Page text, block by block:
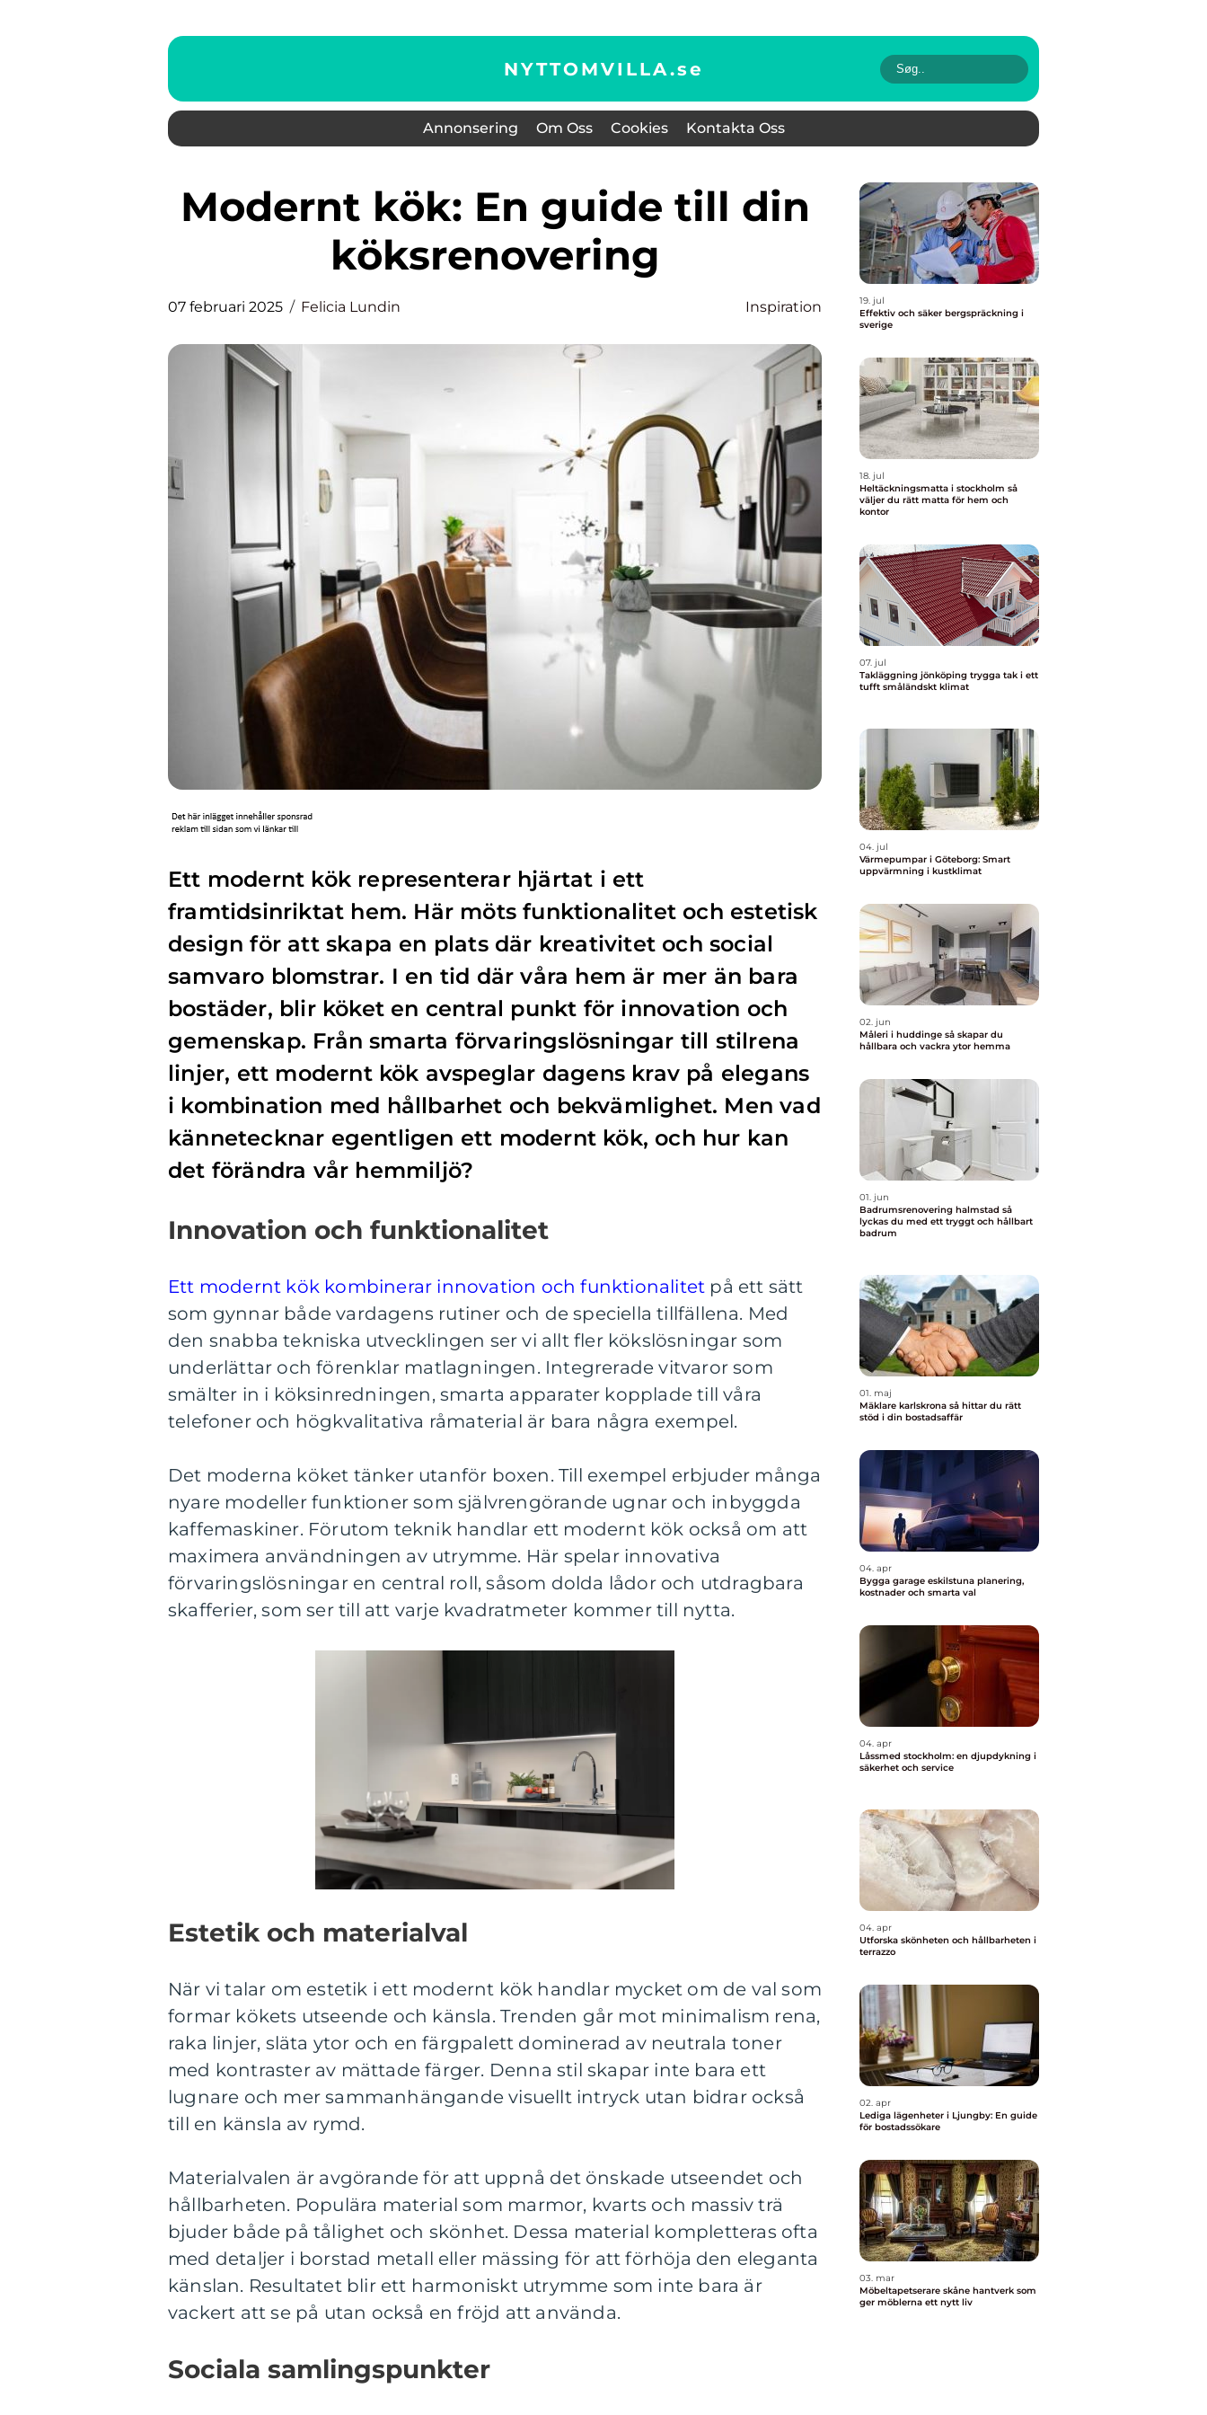
NYTTOMVILLA.se
Annonsering Om Oss Cookies Kontakta Oss
Modernt kök: En guide till din
köksrenovering
07 februari 2025 Felicia Lundin Inspiration
Ett modernt kök representerar hjärtat i ett
framtidsinriktat hem. Här möts funktionalitet och estetisk
design för att skapa en plats där kreativitet och social
samvaro blomstrar. I en tid där våra hem är mer än bara
bostäder, blir köket en central punkt för innovation och
gemenskap. Från smarta förvaringslösningar till stilrena
linjer, ett modernt kök avspeglar dagens krav på elegans
i kombination med hållbarhet och bekvämlighet. Men vad
kännetecknar egentligen ett modernt kök, och hur kan
det förändra vår hemmiljö?
Innovation och funktionalitet
Ett modernt kök kombinerar innovation och funktionalitet på ett sätt
som gynnar både vardagens rutiner och de speciella tillfällena. Med
den snabba tekniska utvecklingen ser vi allt fler kökslösningar som
underlättar och förenklar matlagningen. Integrerade vitvaror som
smälter in i köksinredningen, smarta apparater kopplade till våra
telefoner och högkvalitativa råmaterial är bara några exempel.
Det moderna köket tänker utanför boxen. Till exempel erbjuder många
nyare modeller funktioner som självrengörande ugnar och inbyggda
kaffemaskiner. Förutom teknik handlar ett modernt kök också om att
maximera användningen av utrymme. Här spelar innovativa
förvaringslösningar en central roll, såsom dolda lådor och utdragbara
skafferier, som ser till att varje kvadratmeter kommer till nytta.
Estetik och materialval
När vi talar om estetik i ett modernt kök handlar mycket om de val som
formar kökets utseende och känsla. Trenden går mot minimalism rena,
raka linjer, släta ytor och en färgpalett dominerad av neutrala toner
med kontraster av mättade färger. Denna stil skapar inte bara ett
lugnare och mer sammanhängande visuellt intryck utan bidrar också
till en känsla av rymd.
Materialvalen är avgörande för att uppnå det önskade utseendet och
hållbarheten. Populära material som marmor, kvarts och massiv trä
bjuder både på tålighet och skönhet. Dessa material kompletteras ofta
med detaljer i borstad metall eller mässing för att förhöja den eleganta
känslan. Resultatet blir ett harmoniskt utrymme som inte bara är
vackert att se på utan också en fröjd att använda.
Sociala samlingspunkter
19. jul
Effektiv och säker bergspräckning i
sverige
18. jul
Heltäckningsmatta i stockholm så
väljer du rätt matta för hem och
kontor
07. jul
Takläggning jönköping trygga tak i ett
tufft småländskt klimat
04. jul
Värmepumpar i Göteborg: Smart
uppvärmning i kustklimat
02. jun
Måleri i huddinge så skapar du
hållbara och vackra ytor hemma
01. jun
Badrumsrenovering halmstad så
lyckas du med ett tryggt och hållbart
badrum
01. maj
Mäklare karlskrona så hittar du rätt
stöd i din bostadsaffär
04. apr
Bygga garage eskilstuna planering,
kostnader och smarta val
04. apr
Låssmed stockholm: en djupdykning i
säkerhet och service
04. apr
Utforska skönheten och hållbarheten i
terrazzo
02. apr
Lediga lägenheter i Ljungby: En guide
för bostadssökare
03. mar
Möbeltapetserare skåne hantverk som
ger möblerna ett nytt liv